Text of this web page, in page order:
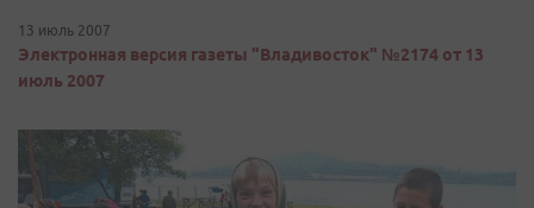
13 июль 2007
Электронная версия газеты "Владивосток" №2174 от 13
июль 2007